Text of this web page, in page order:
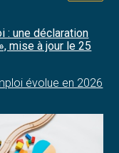
: une déclaration
mise à jour le 25
évolue en 2026